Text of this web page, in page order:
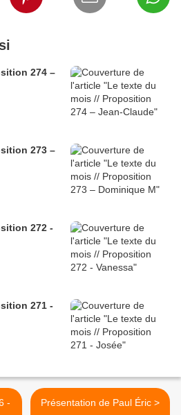
274 –
273 –
272 -
271 -
Présentation de Paul Éric >